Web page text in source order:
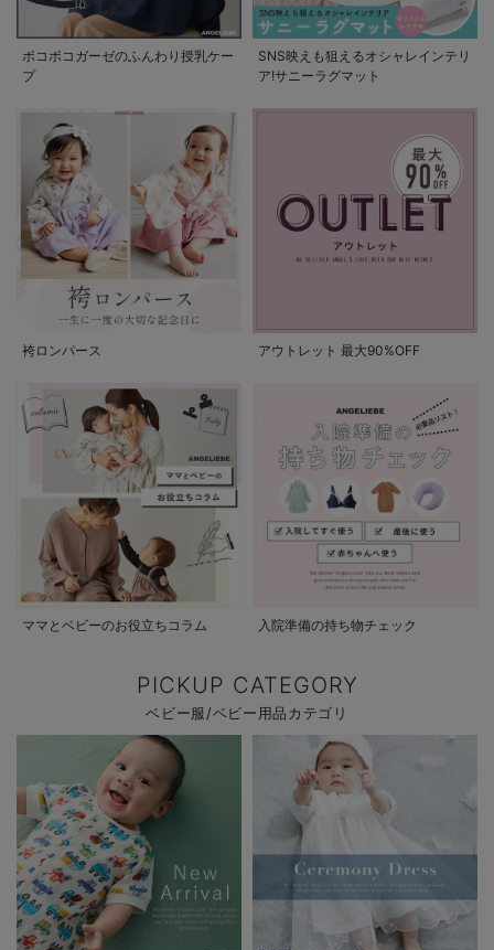
ポコポコガーゼのふんわり授乳ケー
プ
SNS映えも狙えるオシャレインテリ
ア!サニーラグマット
袴ロンパース アウトレット 最大90%OFF
ママとベビーのお役立ちコラム 入院準備の持ち物チェック
PICKUP CATEGORY
ベビー服/ベビー用品カテゴリ